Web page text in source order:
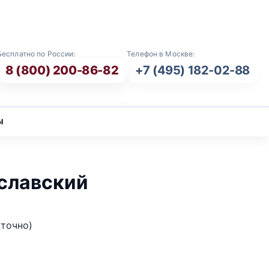
по России:
8 (800) 200-86-82
Телефон в Москве:
+7 (495) 182-02-88